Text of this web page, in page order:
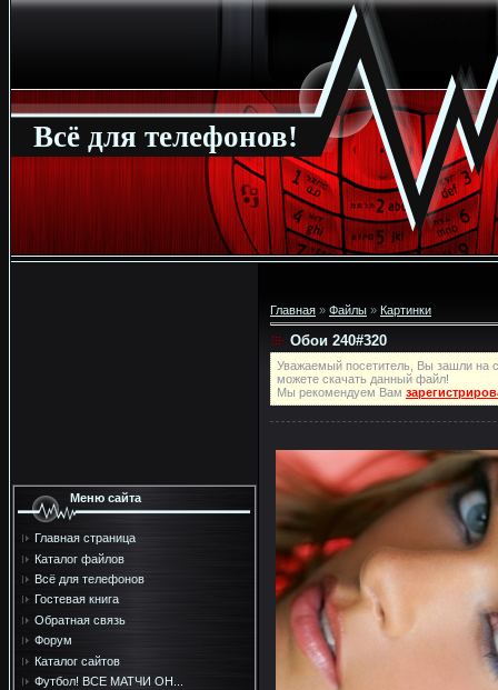
Всё для телефонов!
Меню сайта
Главная страница
Каталог файлов
Всё для телефонов
Гостевая книга
Обратная связь
Форум
Каталог сайтов
Футбол! ВСЕ МАТЧИ ОН...
Главная » Файлы » Картинки
Обои 240#320
Уважаемый посетитель, Вы зашли на
можете скачать данный файл!
Мы рекомендуем Вам